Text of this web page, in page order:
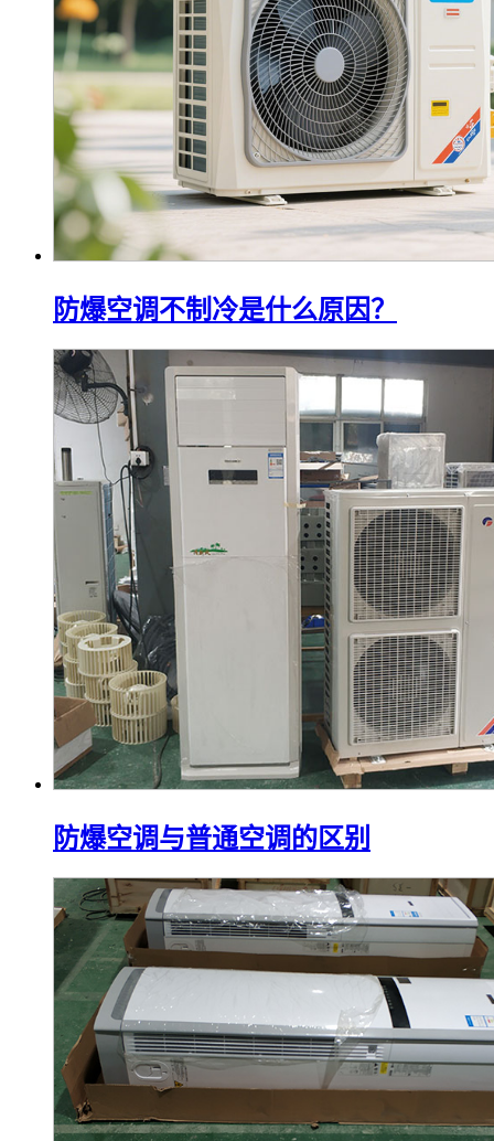
防爆空调不制冷是什么原因？
防爆空调与普通空调的区别